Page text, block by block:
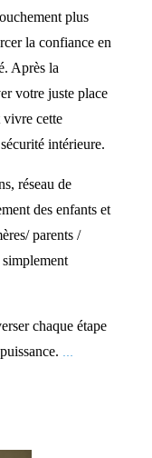
plus
la confiance en
Après la
votre juste place
vivre cette
intérieure.
réseau de
des enfants et
parents /
chaque étape
…